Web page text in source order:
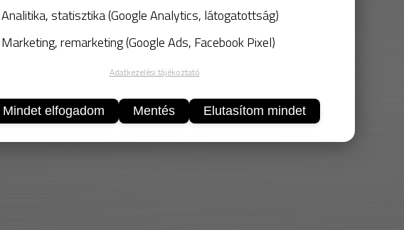
Analitika, statisztika (Google Analytics, látogatottság)
Marketing, remarketing (Google Ads, Facebook Pixel)
Adatkezelési tájékoztató
Mindet elfogadom Mentés Elutasítom mindet